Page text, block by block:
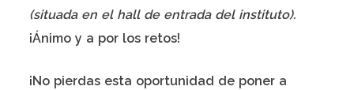
(situada en el hall de entrada del instituto).
¡Ánimo y a por los retos!
¡No pierdas esta oportunidad de poner a